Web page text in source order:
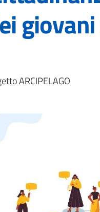
ARCIPELAGO